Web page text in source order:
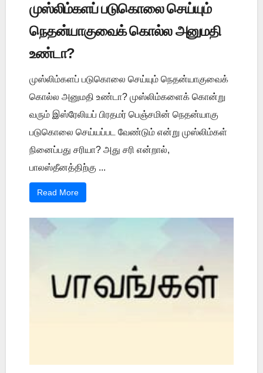
முஸ்லிம்களப் படுகொலை செய்யும்
நெதன்யாகுவைக் கொல்ல அனுமதி
உண்டா?
முஸ்லிம்களப் படுகொலை செய்யும் நெதன்யாகுவைக்
கொல்ல அனுமதி உண்டா? முஸ்லிம்களைக் கொன்று
வரும் இஸ்ரேலியப் பிரதமர் பெஞ்சமின் நெதன்யாகு
படுகொலை செய்யப்பட வேண்டும் என்று முஸ்லிம்கள்
நினைப்பது சரியா? அது சரி என்றால்,
பாலஸ்தீனத்திற்கு ...
Read More